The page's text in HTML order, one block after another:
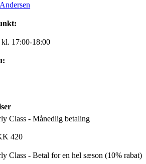
kl. 17:00-18:00
Class - Månedlig betaling
420
Class - Betal for en hel sæson (10% rabat)